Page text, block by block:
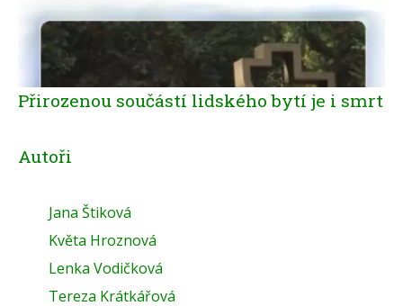
Přirozenou součástí lidského bytí je i smrt
Autoři
Jana Štiková
Květa Hroznová
Lenka Vodičková
Tereza Krátkářová